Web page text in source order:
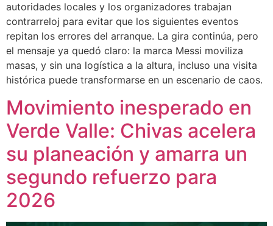
autoridades locales y los organizadores trabajan
contrarreloj para evitar que los siguientes eventos
repitan los errores del arranque. La gira continúa, pero
el mensaje ya quedó claro: la marca Messi moviliza
masas, y sin una logística a la altura, incluso una visita
histórica puede transformarse en un escenario de caos.
Movimiento inesperado en
Verde Valle: Chivas acelera
su planeación y amarra un
segundo refuerzo para
2026